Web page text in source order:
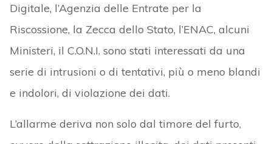
Digitale, l’Agenzia delle Entrate per la
Riscossione, la Zecca dello Stato, l’ENAC, alcuni
Ministeri, il C.O.N.I. sono stati interessati da una
serie di intrusioni o di tentativi, più o meno blandi
e indolori, di violazione dei dati.
L’allarme deriva non solo dal timore del furto,